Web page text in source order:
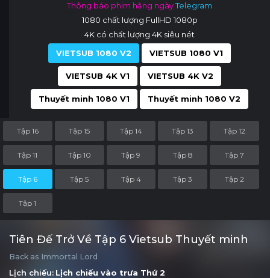
Thông báo phim hằng ngàyTelegram
1080 chất lượng FullHD 1080p
4K có chất lượng 4K siêu nét
VIETSUB 1080 V2
VIETSUB 1080 V1
VIETSUB 4K V1 VIETSUB 4K V2
Thuyết minh 1080 V1 Thuyết minh 1080 V2
Tập 16 Tập 15 Tập 14 Tập 13 Tập 12
Tập 11 Tập 10 Tập 9 Tập 8 Tập 7
Tập 6 Tập 5 Tập 4 Tập 3 Tập 2
Tập 1
Tiên Đế Trở Về Tập 6 Vietsub Thuyết minh
Back as Immortal Lord
Lịch chiếu: Lịch chiếu vào trưa Thứ 2